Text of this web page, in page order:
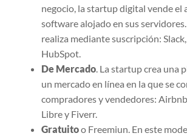
negocio, la startup digital vende el
software alojado en sus
realiza mediante suscripción:
HubSpot.
De Mercado. La startup crea una
un mercado en línea en la que se
compradores y vendedores:
Libre y Fiverr.
Gratuitoo Freemiun. En este